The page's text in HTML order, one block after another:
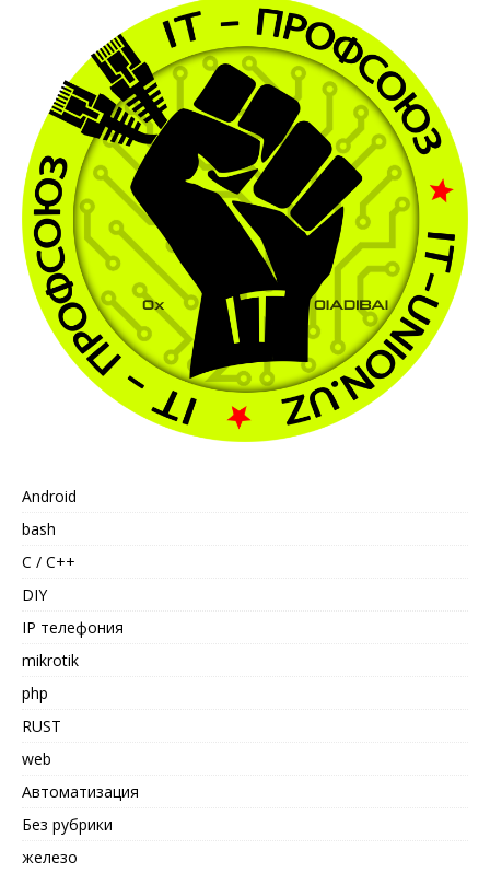
Android
bash
C / C++
DIY
IP телефония
mikrotik
php
RUST
web
Автоматизация
Без рубрики
железо